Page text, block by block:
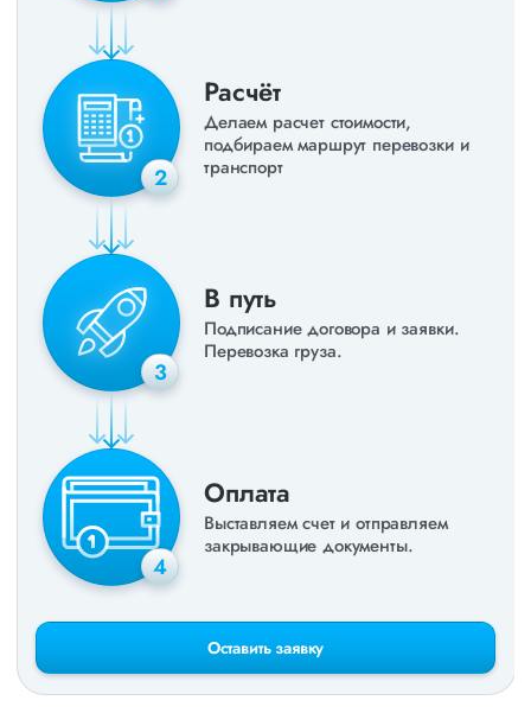
2
Расчёт
Делаем расчет стоимости,
подбираем маршрут перевозки и
транспорт
3
В путь
Подписание договора и заявки.
Перевозка груза.
4
Оплата
Выставляем счет и отправляем
закрывающие документы.
Оставить заявку